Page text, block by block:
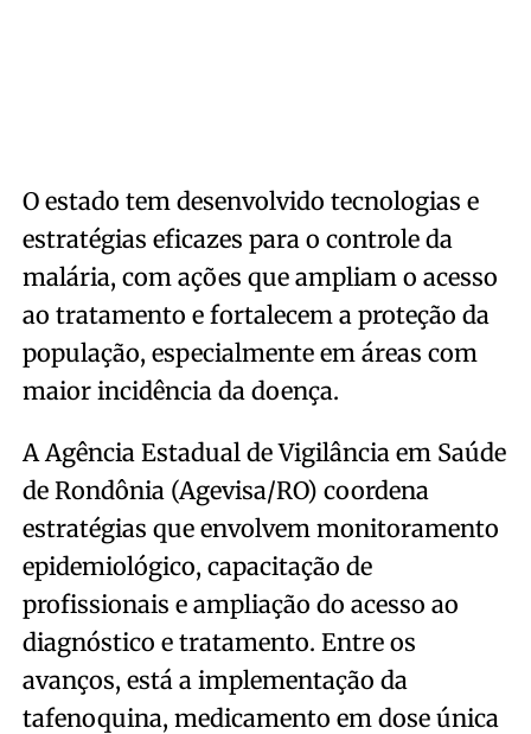
O estado tem desenvolvido tecnologias e
estratégias eficazes para o controle da
malária, com ações que ampliam o acesso
ao tratamento e fortalecem a proteção da
população, especialmente em áreas com
maior incidência da doença.
A Agência Estadual de Vigilância em Saúde
de Rondônia (Agevisa/RO) coordena
estratégias que envolvem monitoramento
epidemiológico, capacitação de
profissionais e ampliação do acesso ao
diagnóstico e tratamento. Entre os
avanços, está a implementação da
tafenoquina, medicamento em dose única